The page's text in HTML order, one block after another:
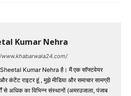
Kumar Nehra
Sheetal Kumar Nehra है। मैं एक सॉफ्टवेयर
कंटेंट राइटर हूं , मुझे मीडिया और समाचार सामग्री
से अधिक का विभिन्न संस्थानों (अमरउजाला, पंजाब